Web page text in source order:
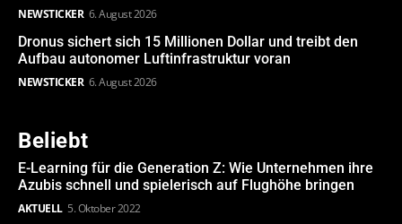
NEWSTICKER 6. August 2026
Dronus sichert sich 15 Millionen Dollar und treibt den
Aufbau autonomer Luftinfrastruktur voran
NEWSTICKER 6. August 2026
Beliebt
E-Learning für die Generation Z: Wie Unternehmen ihre
Azubis schnell und spielerisch auf Flughöhe bringen
AKTUELL 5. Oktober 2022